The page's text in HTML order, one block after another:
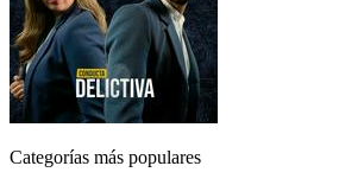
Categorías más populares